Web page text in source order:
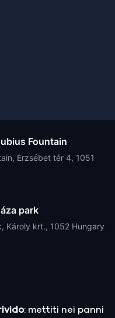
Fountain
Erzsébet tér 4, 1051
park
Károly krt., 1052 Hungary
: mettiti nei panni